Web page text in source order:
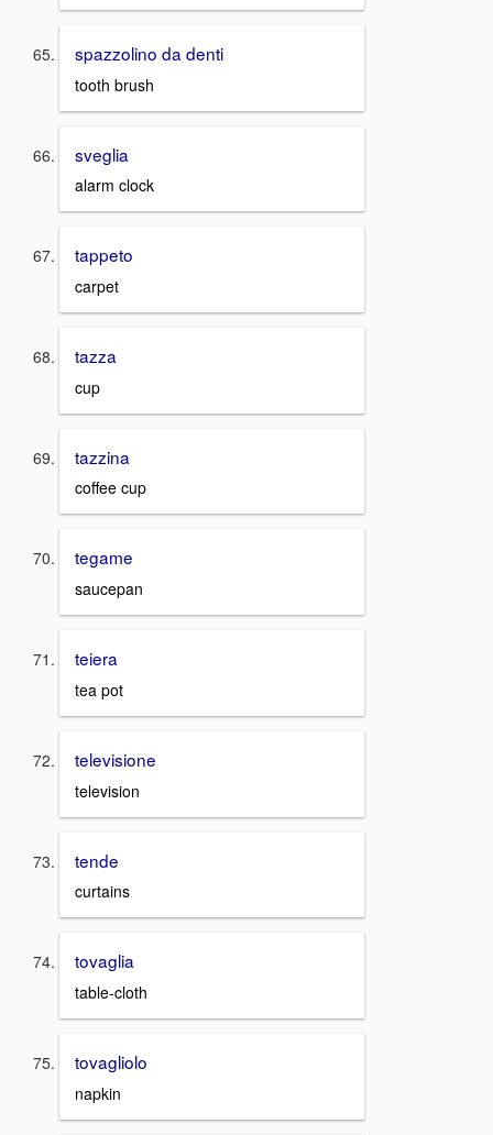
spazzolino da denti
tooth brush
sveglia
alarm clock
tappeto
carpet
tazza
cup
tazzina
coffee cup
tegame
saucepan
teiera
tea pot
televisione
television
tende
curtains
tovaglia
table-cloth
tovagliolo
napkin